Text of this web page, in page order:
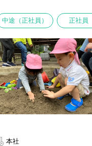
中途（正社員） 正社員
本社